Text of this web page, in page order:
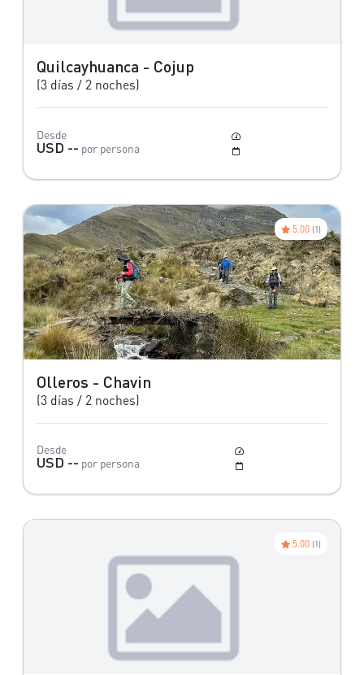
Quilcayhuanca - Cojup
(3 días / 2 noches)
Desde
USD -- por persona
Olleros - Chavin
(3 días / 2 noches)
Desde
USD -- por persona
5.00 (1)
5.00 (1)